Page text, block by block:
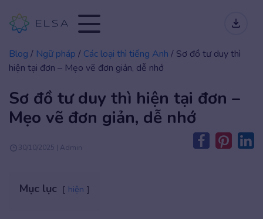
Blog / Ngữ pháp / Các loại thì tiếng Anh / Sơ đồ tư duy thì
hiện tại đơn – Mẹo vẽ đơn giản, dễ nhớ
Sơ đồ tư duy thì hiện tại đơn –
Mẹo vẽ đơn giản, dễ nhớ
30/10/2025 | Admin
Mục lục hiện